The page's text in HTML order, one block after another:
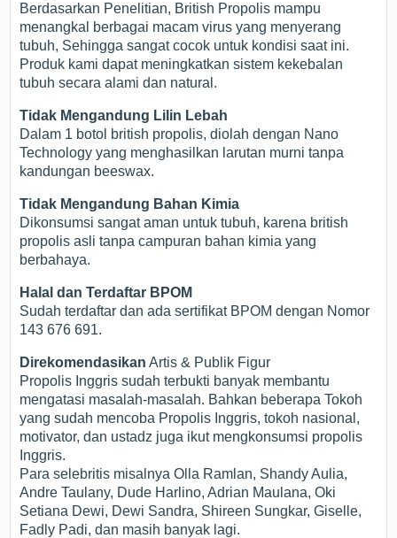
Berdasarkan Penelitian, British Propolis mampu
menangkal berbagai macam virus yang menyerang
tubuh, Sehingga sangat cocok untuk kondisi saat ini.
Produk kami dapat meningkatkan sistem kekebalan
tubuh secara alami dan natural.
Tidak Mengandung Lilin Lebah
Dalam 1 botol british propolis, diolah dengan Nano
Technology yang menghasilkan larutan murni tanpa
kandungan beeswax.
Tidak Mengandung Bahan Kimia
Dikonsumsi sangat aman untuk tubuh, karena british
propolis asli tanpa campuran bahan kimia yang
berbahaya.
Halal dan Terdaftar BPOM
Sudah terdaftar dan ada sertifikat BPOM dengan Nomor
143 676 691.
Direkomendasikan Artis & Publik Figur
Propolis Inggris sudah terbukti banyak membantu
mengatasi masalah-masalah. Bahkan beberapa Tokoh
yang sudah mencoba Propolis Inggris, tokoh nasional,
motivator, dan ustadz juga ikut mengkonsumsi propolis
Inggris.
Para selebritis misalnya Olla Ramlan, Shandy Aulia,
Andre Taulany, Dude Harlino, Adrian Maulana, Oki
Setiana Dewi, Dewi Sandra, Shireen Sungkar, Giselle,
Fadly Padi, dan masih banyak lagi.